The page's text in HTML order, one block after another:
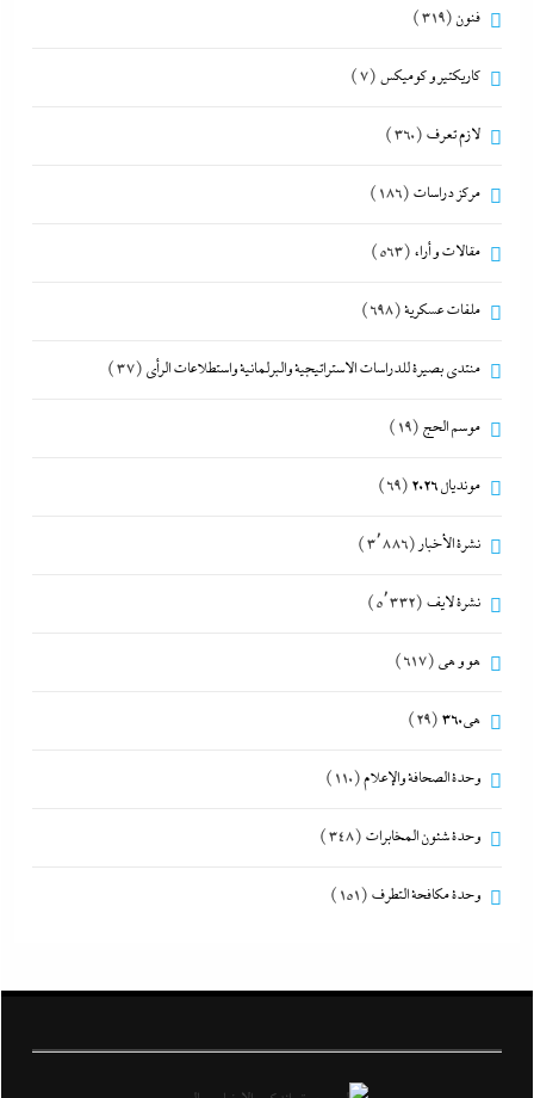
فنون (319)
كاريكتير و كوميكس (7)
لازم تعرف (360)
مركز دراسات (186)
مقالات و أراء (563)
ملفات عسكرية(698)
منتدى بصيرة للدراسات الاستراتيجية والبرلمانية واستطلاعات الرأى (37)
موسم الحج (19)
مونديال 2026 (69)
نشرة الأخبار (3٬886)
نشرة لايف (5٬332)
هو و هي (617)
هى360 (29)
وحدة الصحافة والإعلام(110)
وحدة شئون المخابرات (348)
وحدة مكافحة التطرف (151)